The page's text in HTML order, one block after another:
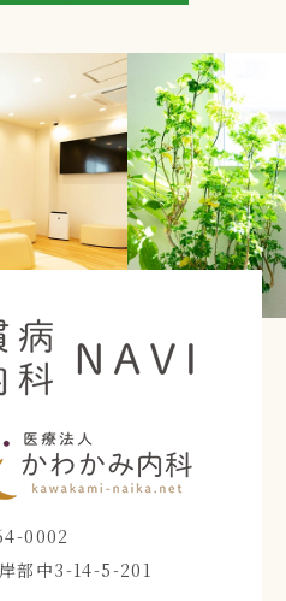
Next
0002
部中3-14-5-201